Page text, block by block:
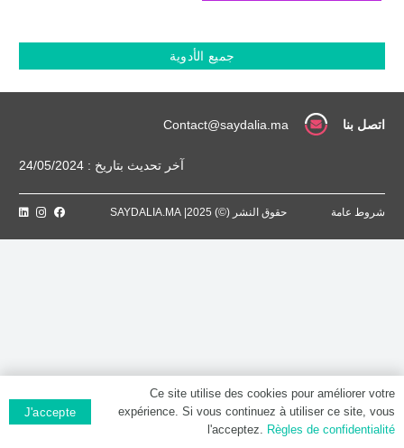
MG,
جميع الأدوية
اتصل بنا Contact@saydalia.ma
آخر تحديث بتاريخ : 24/05/2024
شروط عامة حقوق النشر (©) 2025| SAYDALIA.MA
Ce site utilise des cookies pour améliorer votre
expérience. Si vous continuez à utiliser ce site, vous
l'acceptez. Règles de confidentialité
J'accepte